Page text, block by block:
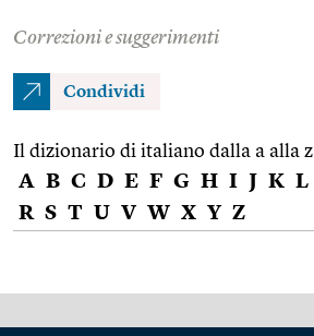
Correzioni e suggerimenti
Condividi
Il dizionario di italiano dalla a alla z
A B C D E F G H I J K L
R S T U V W X Y Z